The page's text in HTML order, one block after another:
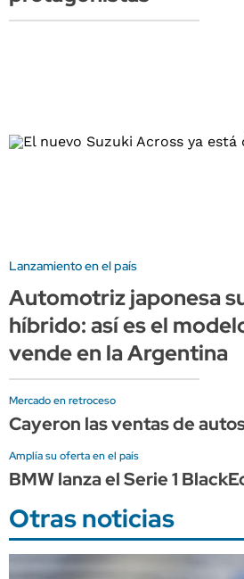
Lanzamiento en el país
Automotriz japonesa
híbrido: así es el
vende en la Argentina
Mercado en retroceso
Cayeron las ventas de
Amplía su oferta en el país
BMW lanza el Serie 1
Otras noticias